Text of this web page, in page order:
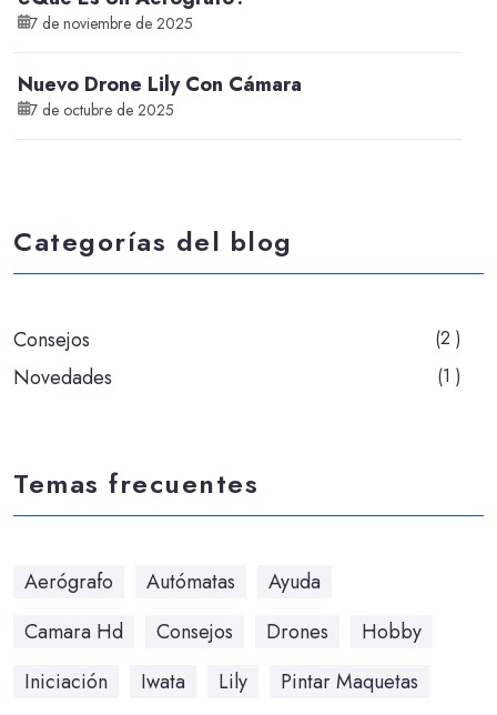
7 de noviembre de 2025
Nuevo Drone Lily Con Cámara
7 de octubre de 2025
Categorías del blog
Consejos (2 )
Novedades (1 )
Temas frecuentes
Aerógrafo Autómatas
Ayuda
Camara Hd
Consejos Drones
Hobby
Iniciación
Iwata Lily
Pintar Maquetas